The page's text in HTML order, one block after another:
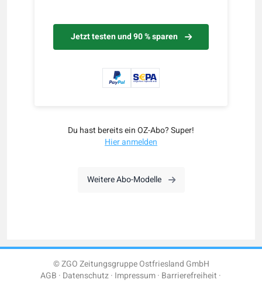
Jetzt testen und 90 % sparen
Du hast bereits ein OZ-Abo? Super!
Hier anmelden
Weitere Abo-Modelle
© ZGO Zeitungsgruppe Ostfriesland GmbH
AGB Datenschutz Impressum Barrierefreiheit